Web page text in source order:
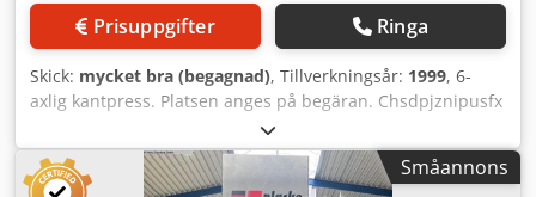
Prisuppgifter Ringa
Skick: mycket bra (begagnad), Tillverkningsår: 1999, 6-
axlig kantpress. Platsen anges på begäran. Chsdpjznipusfx
Småannons